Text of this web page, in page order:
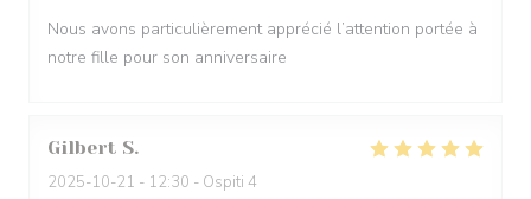
Nous avons particulièrement apprécié l’attention portée à
notre fille pour son anniversaire
Gilbert S
2025-10-21 - 12:30 - Ospiti 4